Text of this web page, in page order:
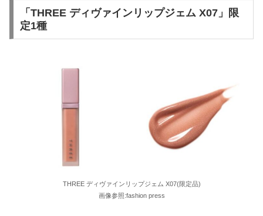
「THREE ディヴァインリップジェム X07」限
定1種
THREE ディヴァインリップジェム X07(限定品)
画像参照:fashion press